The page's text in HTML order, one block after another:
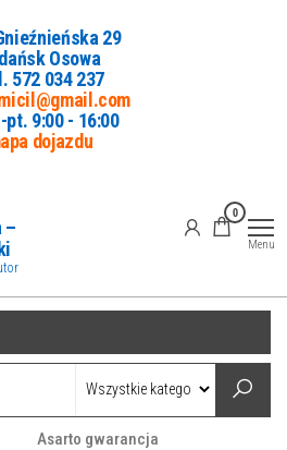
29
Osowa
572 034 237
pt. 9:00 - 16:00
dojazdu
–
0
Menu
Asarto gwarancja